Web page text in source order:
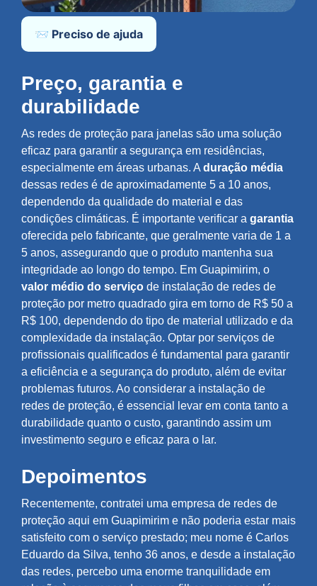
📨 Preciso de ajuda
Preço, garantia e
durabilidade
As redes de proteção para janelas são uma solução
eficaz para garantir a segurança em residências,
especialmente em áreas urbanas. Aduração média
dessas redes é de aproximadamente 5 a 10 anos,
dependendo da qualidade do material e das
condições climáticas. É importante verificar a garantia
oferecida pelo fabricante, que geralmente varia de 1 a
5 anos, assegurando que o produto mantenha sua
integridade ao longo do tempo. Em Guapimirim, o
valor médio do serviço de instalação de redes de
proteção por metro quadrado gira em torno de R$ 50 a
R$ 100, dependendo do tipo de material utilizado e da
complexidade da instalação. Optar por serviços de
profissionais qualificados é fundamental para garantir
a eficiência e a segurança do produto, além de evitar
problemas futuros. Ao considerar a instalação de
redes de proteção, é essencial levar em conta tanto a
durabilidade quanto o custo, garantindo assim um
investimento seguro e eficaz para o lar.
Depoimentos
Recentemente, contratei uma empresa de redes de
proteção aqui em Guapimirim e não poderia estar mais
satisfeito com o serviço prestado; meu nome é Carlos
Eduardo da Silva, tenho 36 anos, e desde a instalação
das redes, percebo uma enorme tranquilidade em